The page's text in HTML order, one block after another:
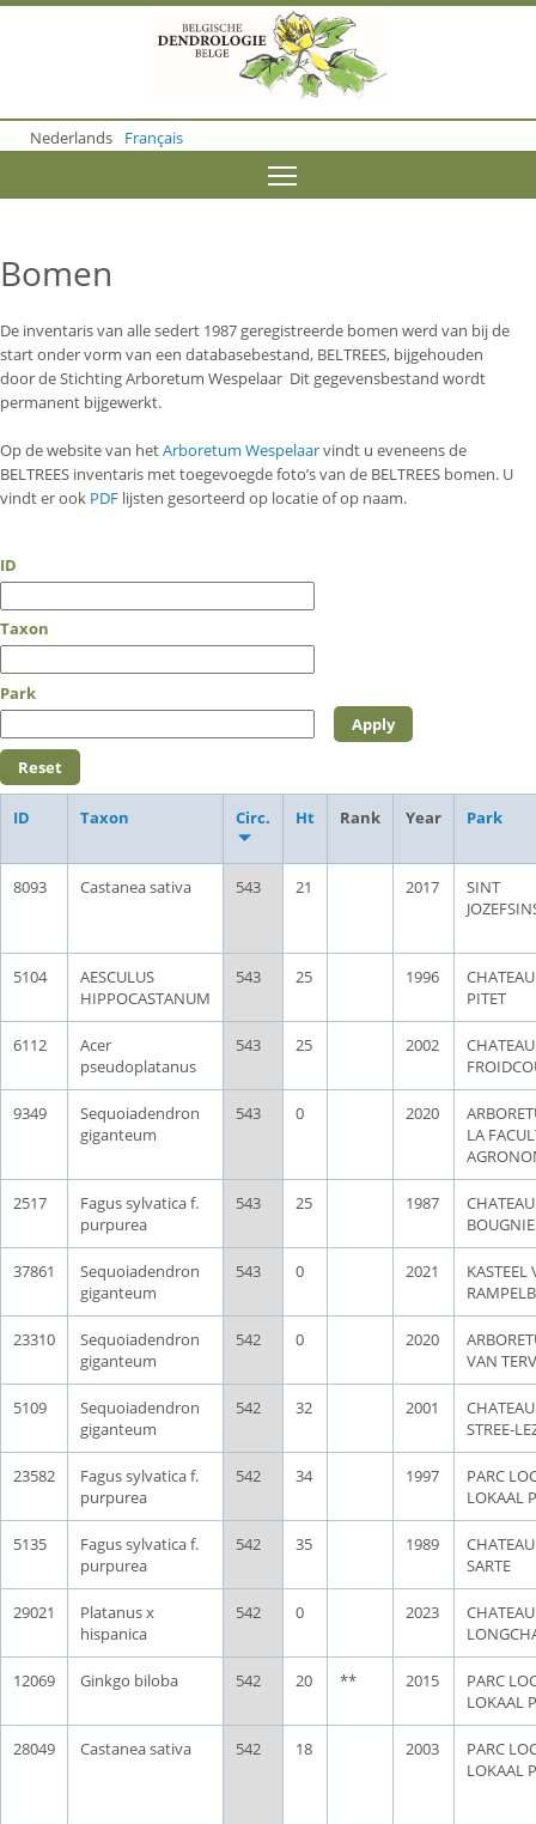
o
m
n
n
t
Nederlands Français
Bomen
De inventaris van alle sedert 1987 geregistreerde bomen werd van bij de
start onder vorm van een databasebestand, BELTREES, bijgehouden
door de Stichting Arboretum Wespelaar Dit gegevensbestand wordt
permanent bijgewerkt.
Op de website van hetArboretum Wespelaarvindt u eveneens de
BELTREES inventaris met toegevoegde foto’s van de BELTREES bomen. U
vindt er ook PDF lijsten gesorteerd op locatie of op naam.
ID
Taxon
Park
ID Taxon Circ. Ht Rank Year Park
8093 Castanea sativa 543 21 2017
SINT
5104
AESCULUS
HIPPOCASTANUM
543 25 1996
PITET
6112
Acer
pseudoplatanus
543 25 2002
9349
Sequoiadendron
giganteum
543 0 2020
LA
2517
Fagus sylvatica f.
purpurea
543 25 1987
37861
Sequoiadendron
giganteum
543 0 2021
KASTEEL
23310
Sequoiadendron
giganteum
542 0 2020
VAN
5109
Sequoiadendron
giganteum
542 32 2001
STREE-
23582
Fagus sylvatica f.
purpurea
542 34 1997
PARC
LOKAAL
5135
Fagus sylvatica f.
purpurea
542 35 1989
SARTE
29021
Platanus x
hispanica
542 0 2023
12069 Ginkgo biloba 542 20 ** 2015
PARC
LOKAAL
28049 Castanea sativa 542 18 2003
PARC
LOKAAL